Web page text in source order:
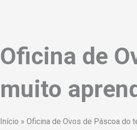
Oficina de
muito
Início » Oficina de Ovos de Páscoa do